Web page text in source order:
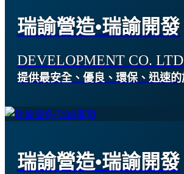
瑞諭營造•瑞諭開發
DEVELOPMENT CO.
提供最安全、優良、環保、迅速
瑞諭營造•瑞諭開發